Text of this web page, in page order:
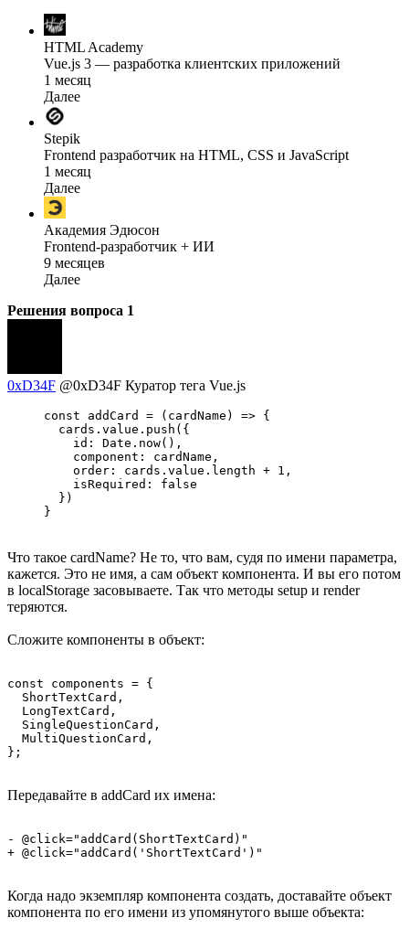
HTML Academy
Vue.js 3 — разработка клиентских приложений
1 месяц
Далее
Stepik
Frontend разработчик на HTML, CSS и JavaScript
1 месяц
Далее
Академия Эдюсон
Frontend-разработчик + ИИ
9 месяцев
Далее
Решения вопроса 1
0xD34F @0xD34F Куратор тега Vue.js
const addCard = (cardName) => {
  cards.value.push({
    id: Date.now(),
    component: cardName,
    order: cards.value.length + 1,
    isRequired: false
  })
}
Что такое cardName? Не то, что вам, судя по имени параметра,
кажется. Это не имя, а сам объект компонента. И вы его потом
в localStorage засовываете. Так что методы setup и render
теряются.
Сложите компоненты в объект:
const components = {
  ShortTextCard,
  LongTextCard,
  SingleQuestionCard,
  MultiQuestionCard,
};
Передавайте в addCard их имена:
- @click="addCard(ShortTextCard)"
+ @click="addCard('ShortTextCard')"
Когда надо экземпляр компонента создать, доставайте объект
компонента по его имени из упомянутого выше объекта: